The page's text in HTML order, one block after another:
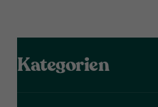
Kategorien